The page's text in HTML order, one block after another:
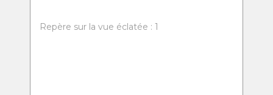
Repère sur la vue éclatée : 1